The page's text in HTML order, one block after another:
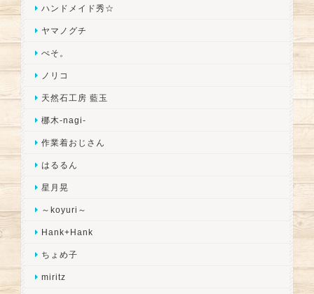
ハンドメイド秀☆
ヤマノグチ
ぺそ。
ノリコ
天然石工房 藍玉
梛木-nagi-
作業着おじさん
はるるん
星月晃
～koyuri～
Hank+Hank
ちょめ子
miritz